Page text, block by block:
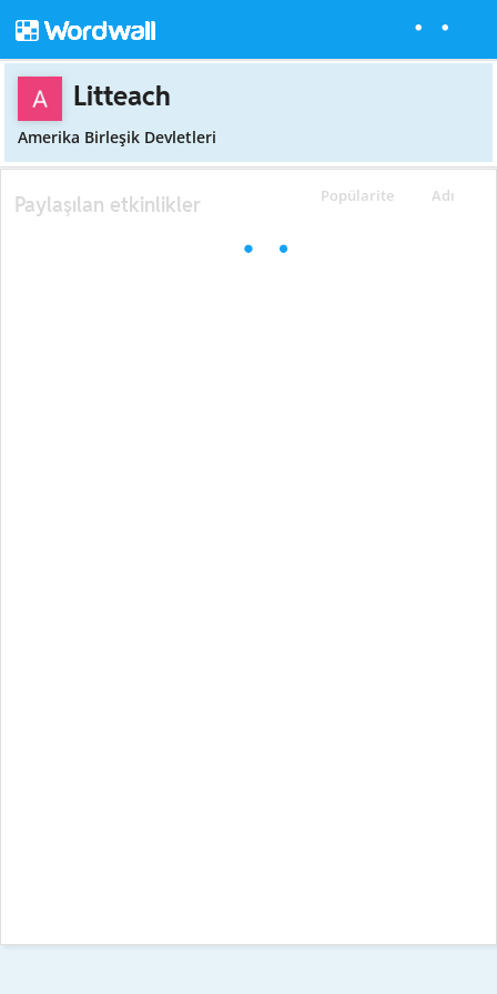
Litteach
Amerika Birleşik Devletleri
Popülarite Adı
Paylaşılan etkinlikler